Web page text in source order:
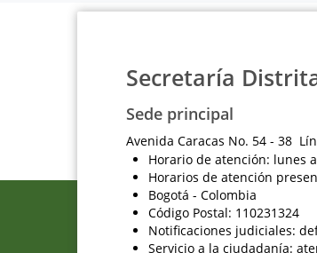
Secretaría
Sede principal
Avenida Caracas No. 54 - 38
Horario de atención: lunes
Horarios de atención
Bogotá - Colombia
Código Postal: 110231324
Notificaciones judiciales:
Servicio a la ciudadanía: